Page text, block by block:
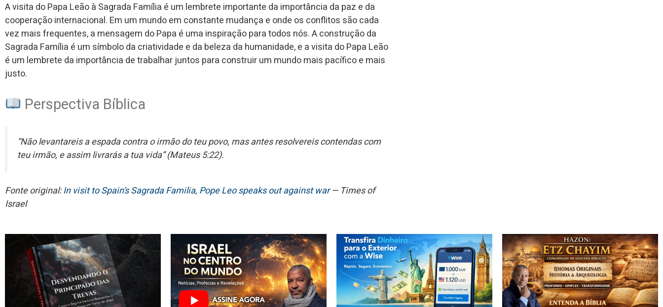
A visita do Papa Leão à Sagrada Família é um lembrete importante da importância da paz e da
cooperação internacional. Em um mundo em constante mudança e onde os conflitos são cada
vez mais frequentes, a mensagem do Papa é uma inspiração para todos nós. A construção da
Sagrada Família é um símbolo da criatividade e da beleza da humanidade, e a visita do Papa Leão
é um lembrete da importância de trabalhar juntos para construir um mundo mais pacífico e mais
justo.
Perspectiva Bíblica
“Não levantareis a espada contra o irmão do teu povo, mas antes resolvereis contendas com
teu irmão, e assim livrarás a tua vida” (Mateus 5:22).
Fonte original:In visit to Spain’s Sagrada Familia, Pope Leo speaks out against war— Times of
Israel